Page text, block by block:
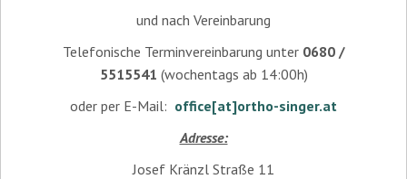
und nach Vereinbarung
Telefonische Terminvereinbarung unter 0680 /
5515541 (wochentags ab 14:00h)
oder per E-Mail: office[at]ortho-singer.at
Adresse:
Josef Kränzl Straße 11